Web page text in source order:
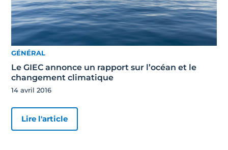
GÉNÉRAL
Le GIEC annonce un rapport sur l’océan et le
changement climatique
14 avril 2016
Lire l'article